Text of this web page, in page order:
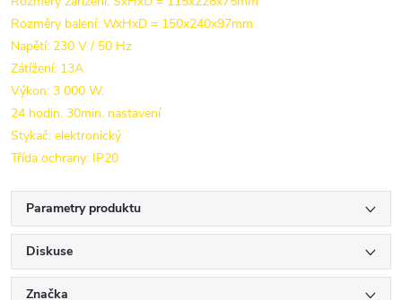
Rozměry balení: WxHxD = 150x240x97mm
Napětí: 230 V / 50 Hz
Zátížení: 13A
Výkon: 3 000 W.
24 hodin. 30min. nastavení
Stykač: elektronický
Třída ochrany: IP20
Parametry produktu
Diskuse
Značka